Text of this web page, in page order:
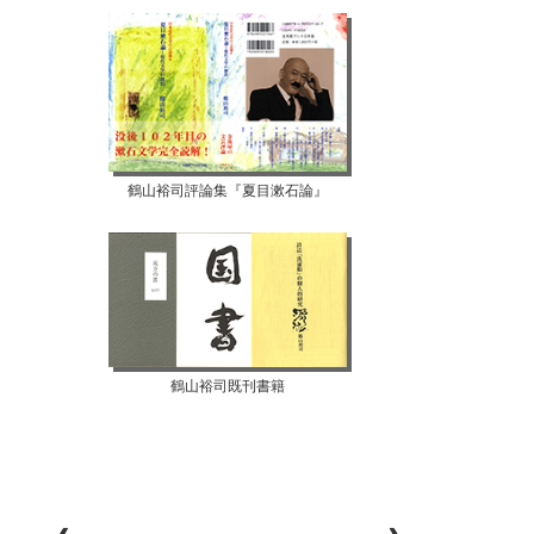
鶴山裕司評論集『夏目漱石論』
鶴山裕司既刊書籍